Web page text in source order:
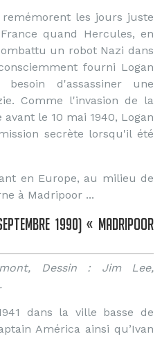
les jours juste
quand Hercules, en
un robot Nazi dans
fourni Logan
d'assassiner une
Comme l'invasion de la
le 10 mai 1940, Logan
secrète lorsqu'il été
en Europe, au milieu de
à Madripoor ...
1990) « Madripoor
Dessin : Jim Lee,
dans la ville basse de
América ainsi qu’Ivan